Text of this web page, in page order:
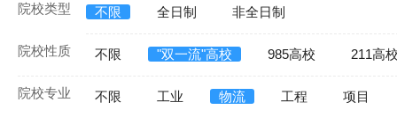
院校类型 不限 全日制 非全日制
院校性质 不限 "双一流"高校 985高校 211高
院校专业 不限 工业 物流 工程 项目